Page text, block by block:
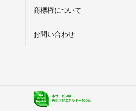
商標権について
お問い合わせ